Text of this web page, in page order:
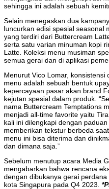
sehingga ini adalah sebuah
Selain menegaskan dua
luncurkan edisi spesial seasonal
yang terdiri dari Buttercream
serta satu varian minuman kopi
Latte. Koleksi menu musiman
semua gerai dan di aplikasi
Menurut Vico Lomar,
menu adalah sebuah bentuk
kepercayaan pasar akan brand
kejutan spesial dalam produk.
nama Buttercream Temptations
menjadi all-time favorite yaitu
kali ini dilengkapi dengan
memberikan tekstur berbeda
menu ini bisa diterima dan
dan dimana saja.”
Sebelum menutup acara Media
mengabarkan bahwa rencana
dengan dibukanya gerai
kota Singapura pada Q4 2023.